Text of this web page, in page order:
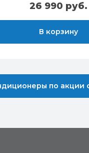
26 990 руб.
В корзину
по акции